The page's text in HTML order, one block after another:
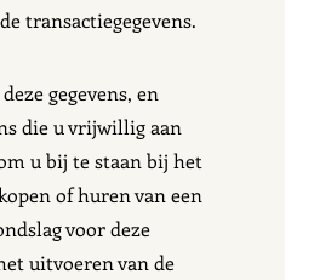
transactiegegevens.
gegevens, en
die u vrijwillig aan
u bij te staan bij het
of huren van een
voor deze
uitvoeren van de